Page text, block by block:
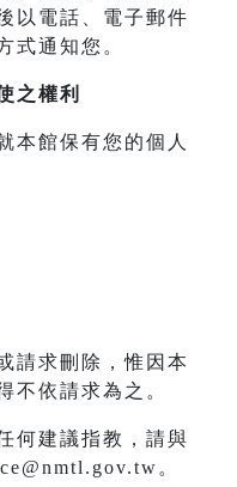
以電話、電子郵件
式通知您。
之權利
本館保有您的個人
請求刪除，惟因本
不依請求為之。
何建議指教，請與
。